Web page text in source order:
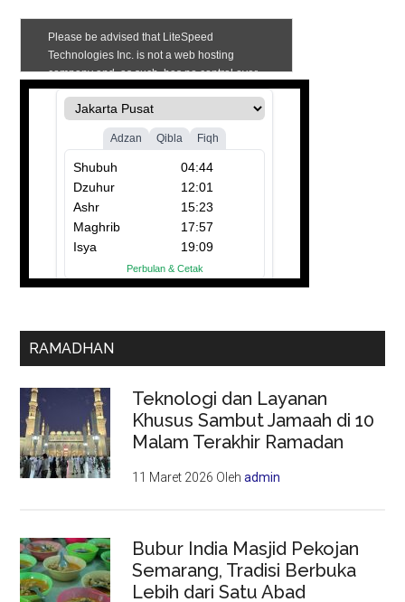
RAMADHAN
Teknologi dan Layanan
Khusus Sambut Jamaah di 10
Malam Terakhir Ramadan
11 Maret 2026 Olehadmin
Bubur India Masjid Pekojan
Semarang, Tradisi Berbuka
Lebih dari Satu Abad